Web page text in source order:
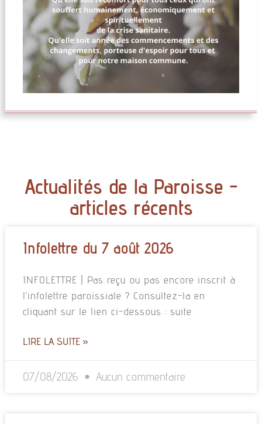
Actualités de la Paroisse -
articles récents
Infolettre du 7 août 2026
INFOLETTRE | Pas reçu ou pas encore inscrit à
l’infolettre paroissiale ? Consultez-la en
cliquant sur le lien ci-dessous : suite
LIRE LA SUITE »
07/08/2026 Aucun commentaire